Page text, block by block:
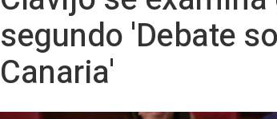
segundo 'Debate
Canaria'